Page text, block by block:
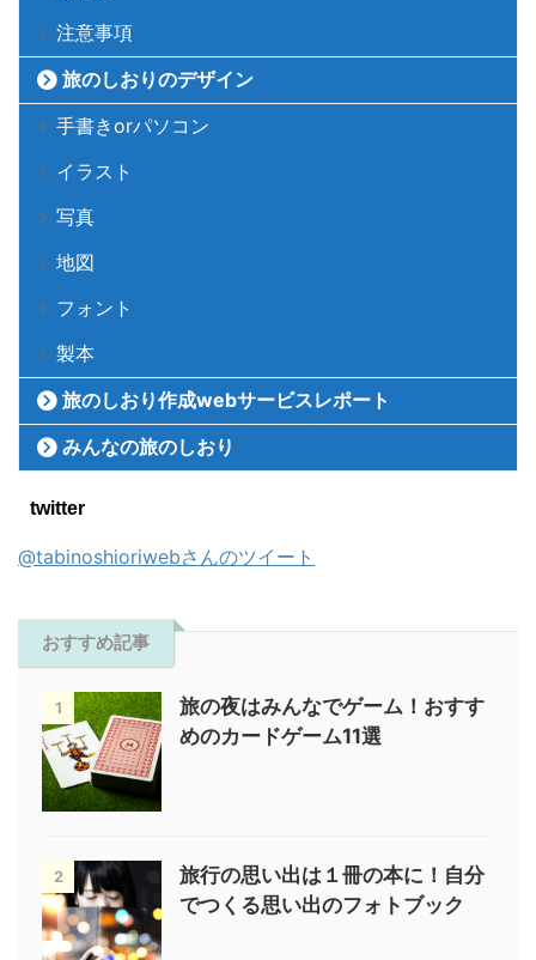
注意事項
旅のしおりのデザイン
手書きorパソコン
イラスト
写真
地図
フォント
製本
旅のしおり作成webサービスレポート
みんなの旅のしおり
twitter
@tabinoshioriwebさんのツイート
おすすめ記事
1
旅の夜はみんなでゲーム！おすす
めのカードゲーム11選
2
旅行の思い出は１冊の本に！自分
でつくる思い出のフォトブック